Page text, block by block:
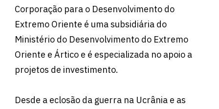
Corporação para o Desenvolvimento do
Extremo Oriente é uma subsidiária do
Ministério do Desenvolvimento do Extremo
Oriente e Ártico e é especializada no apoio a
projetos de investimento.
Desde a eclosão da guerra na Ucrânia e as